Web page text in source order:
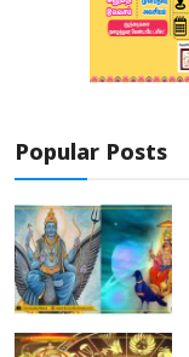
Popular Posts